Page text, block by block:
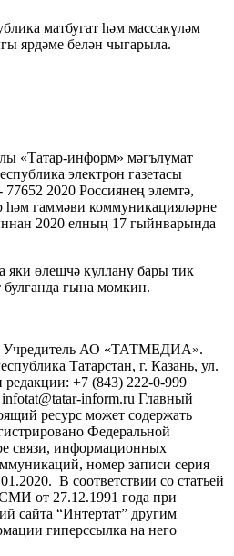
матбугат һәм массакүләм
ярдәме белән чыгарыла.
информ» мәгълүмат
электрон газетасы
2020 Россиянең элемтә,
һәм гаммәви коммуникацияләрне
2020 елның 17 гыйнварында
өлешчә куллану бары тик
булганда гына мөмкин.
Учредитель АО «ТАТМЕДИА».
Татарстан, г. Казань, ул.
редакции: +7 (843) 222-0-999
inform.ru Главный
ресурс может содержать
Федеральной
связи, информационных
номер записи серия
В соответствии со статьей
от 27.12.1991 года при
сайта “Интертат” другим
гиперссылка на него